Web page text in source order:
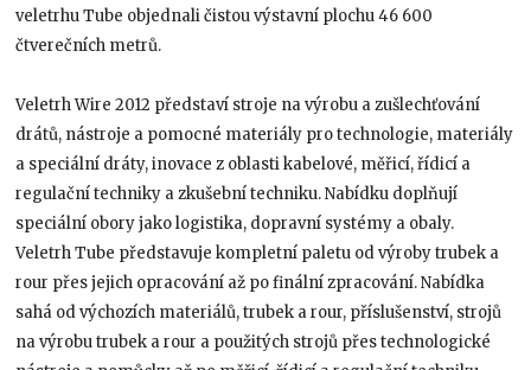
veletrhu Tube objednali čistou výstavní plochu 46 600
čtverečních metrů.
Veletrh Wire 2012 představí stroje na výrobu a zušlechťování
drátů, nástroje a pomocné materiály pro technologie, materiály
a speciální dráty, inovace z oblasti kabelové, měřicí, řídicí a
regulační techniky a zkušební techniku. Nabídku doplňují
speciální obory jako logistika, dopravní systémy a obaly.
Veletrh Tube představuje kompletní paletu od výroby trubek a
rour přes jejich opracování až po finální zpracování. Nabídka
sahá od výchozích materiálů, trubek a rour, příslušenství, strojů
na výrobu trubek a rour a použitých strojů přes technologické